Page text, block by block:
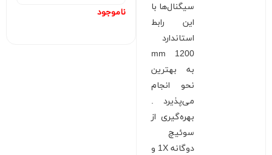
سیگنال‌ها با
این رابط
استاندارد
1200 mm
به بهترین
نحو انجام
می‌پذیرد .
بهره‌گیری از
سوئیچ
دوگانه 1X و
ناموجود